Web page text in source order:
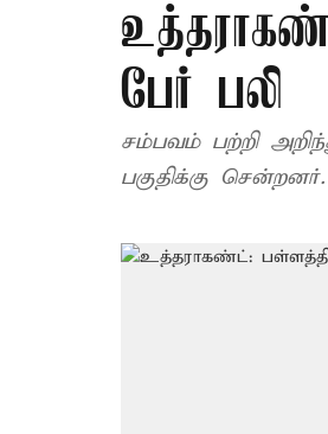
பேர் பலி
சம்பவம் பற்றி
பகுதிக்கு சென்றனர்.